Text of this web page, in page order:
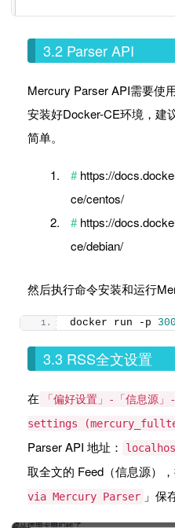
3.2 Parser API
Mercury Parser API需要使
安装好Docker-CE环境，建
简单。
https://
ce/centos/
https://
ce/debian/
然后执行命令安装和运行
docker run -p
3.3 RSS全文设置
在
「偏好设置」-「信息
settings
Parser API 地址：
取全文的 Feed（信息源）
via Mercury Parser 」保